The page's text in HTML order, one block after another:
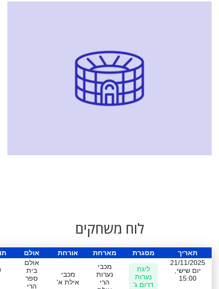
לוח משחקים
תאריך מסגרת מארחת אורחת אולם
21/11/2025
יום שישי,
15:00
ליגת
נערות
דרום ג'
מכבי
נערות
הרי
מכבי
אילת א'
אולם
בית
ספר
הרי